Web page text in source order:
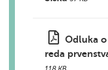
Odluka
reda